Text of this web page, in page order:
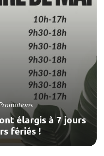
élargis à 7 jours
fériés !